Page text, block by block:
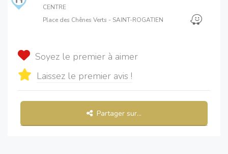
CENTRE
Place des Chênes Verts - SAINT-ROGATIEN
Soyez le premier à aimer
Laissez le premier avis !
Partager sur...